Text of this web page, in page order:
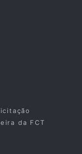
da FCT